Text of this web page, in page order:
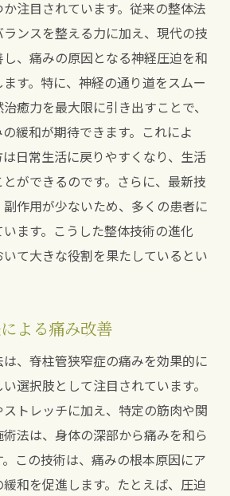
注目されています。従来の整体法
ンスを整える力に加え、現代の技
、痛みの原因となる神経圧迫を和
す。特に、神経の通り道をスムー
癒力を最大限に引き出すことで、
緩和が期待できます。これによ
日常生活に戻りやすくなり、生活
ができるのです。さらに、最新技
作用が少ないため、多くの患者に
ます。こうした整体技術の進化
て大きな役割を果たしているとい
よる痛み改善
、脊柱管狭窄症の痛みを効果的に
選択肢として注目されています。
トレッチに加え、特定の筋肉や関
法は、身体の深部から痛みを和ら
この技術は、痛みの根本原因にア
和を促進します。たとえば、圧迫